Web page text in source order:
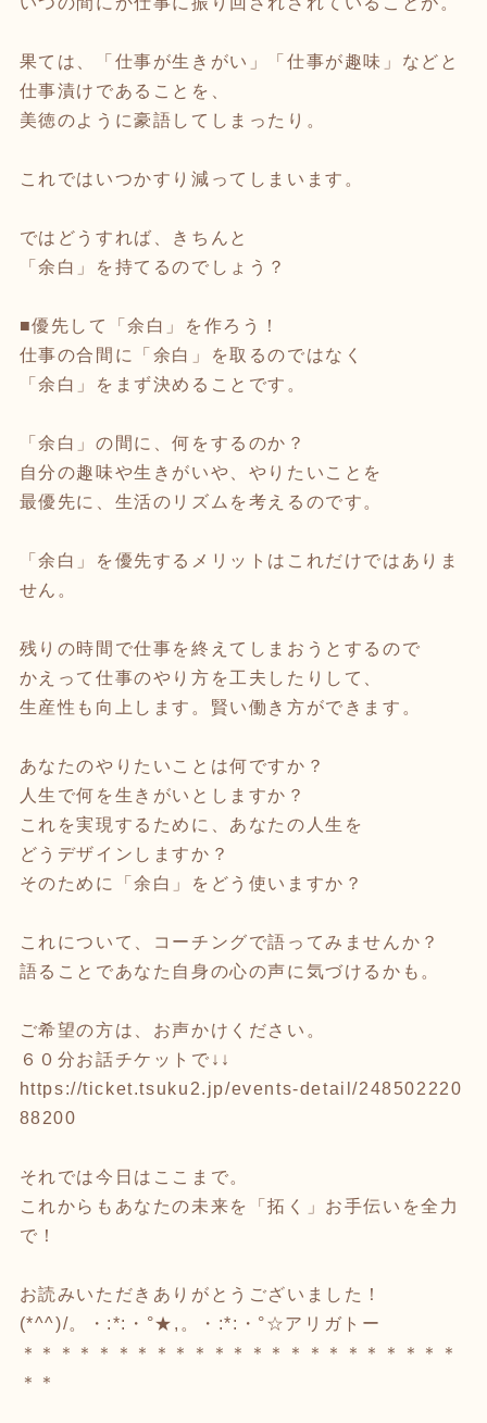
果ては、「仕事が生きがい」「仕事が趣味」などと
仕事漬けであることを、
美徳のように豪語してしまったり。
これではいつかすり減ってしまいます。
ではどうすれば、きちんと
「余白」を持てるのでしょう？
■優先して「余白」を作ろう！
仕事の合間に「余白」を取るのではなく
「余白」をまず決めることです。
「余白」の間に、何をするのか？
自分の趣味や生きがいや、やりたいことを
最優先に、生活のリズムを考えるのです。
「余白」を優先するメリットはこれだけではありま
せん。
残りの時間で仕事を終えてしまおうとするので
かえって仕事のやり方を工夫したりして、
生産性も向上します。賢い働き方ができます。
あなたのやりたいことは何ですか？
人生で何を生きがいとしますか？
これを実現するために、あなたの人生を
どうデザインしますか？
そのために「余白」をどう使いますか？
これについて、コーチングで語ってみませんか？
語ることであなた自身の心の声に気づけるかも。
ご希望の方は、お声かけください。
６０分お話チケットで↓↓
https://ticket.tsuku2.jp/events-detail/248502220
88200
それでは今日はここまで。
これからもあなたの未来を「拓く」お手伝いを全力
で！
お読みいただきありがとうございました！
(*^^)/。・:*:・°★,。・:*:・°☆アリガトー
＊＊＊＊＊＊＊＊＊＊＊＊＊＊＊＊＊＊＊＊＊＊＊
＊＊